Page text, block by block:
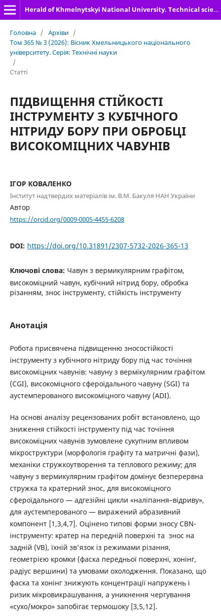
Herald of Khmelnytskyi National University. Technical sciences
Головна / Архіви /
Том 365 № 3 (2026): Вісник Хмельницького національного
університету. Серія: Технічні науки
/
Статті
ПІДВИЩЕННЯ СТІЙКОСТІ
ІНСТРУМЕНТУ З КУБІЧНОГО
НІТРИДУ БОРУ ПРИ ОБРОБЦІ
ВИСОКОМІЦНИХ ЧАВУНІВ
ІГОР КОВАЛЕНКО
Інститут надтвердих матеріалів ім. В.М. Бакуля НАН України
Автор
https://orcid.org/0009-0005-4455-6208
DOI: https://doi.org/10.31891/2307-5732-2026-365-13
Ключові слова: Чавун з вермикулярним графітом,
високоміцний чавун, кубічний нітрид бору, обробка
різанням, знос інструменту, стійкість інструменту
Анотація
Робота присвячена підвищенню зносостійкості
інструменту з кубічного нітриду бору під час точіння
високоміцних чавунів: чавуну з вермікулярним графітом
(CGI), високоміцного сфероїдального чавуну (SGI) та
аустемперованого високоміцного чавуну (ADI).
На основі аналізу рецензованих робіт встановлено, що
зниження стійкості інструменту під час точіння
високоміцних чавунів зумовлене сукупним впливом
мікроструктури (морфологія графіту та матричні фази),
механіки стружкоутворення та теплового режиму; для
чавуну з вермикулярним графітом домінує безперервна
стружка та кратерний знос, для високоміцного
сфероїдального — адгезійні цикли «наліпання–відриву»,
для аустемперованого — виражений абразивний
компонент [1,3,4,7]. Оцінено типові форми зносу CBN-
інструменту: кратер на передній поверхні та знос на
задній (VB), їхній зв'язок із режимами різання,
геометрією кромки (фаска передньої поверхні, хонінг,
радіус вершини) та умовами охолодження. Показано, що
фаска та хонінг знижують концентрації напружень і
ризик мікровикрашування, а уникнення чергування
«сухо/мокро» запобігає термошоку [3,5,12].